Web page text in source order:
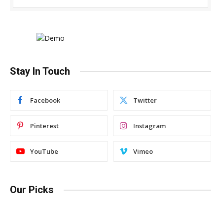
Stay In Touch
Facebook Twitter
Pinterest Instagram
YouTube Vimeo
Our Picks